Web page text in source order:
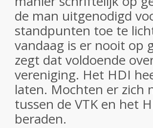
de man uitgenodigd
standpunten toe te
vandaag is er nooit op
zegt dat voldoende
vereniging. Het HDI
laten. Mochten er zich
tussen de VTK en het
beraden.